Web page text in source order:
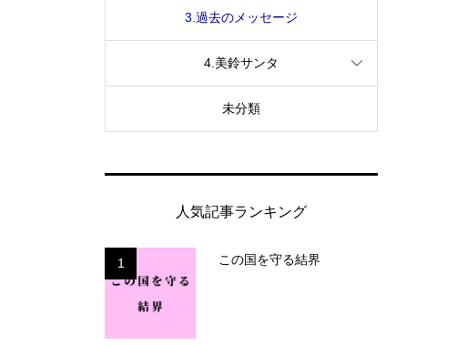
3.過去のメッセージ
4.美鈴サンタ
未分類
人気記事ランキング
1 この国を守る結界